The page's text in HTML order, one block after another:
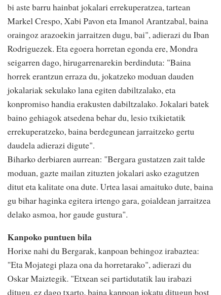
bi aste barru hainbat jokalari errekuperatzea, tartean
Markel Crespo, Xabi Pavon eta Imanol Arantzabal, baina
oraingoz arazoekin jarraitzen dugu, bai", adierazi du Iban
Rodriguezek. Eta egoera horretan egonda ere, Mondra
seigarren dago, hirugarrenarekin berdinduta: "Baina
horrek erantzun erraza du, jokatzeko moduan dauden
jokalariak sekulako lana egiten dabiltzalako, eta
konpromiso handia erakusten dabiltzalako. Jokalari batek
baino gehiagok atsedena behar du, lesio txikietatik
errekuperatzeko, baina berdegunean jarraitzeko gertu
daudela adierazi digute".
Biharko derbiaren aurrean: "Bergara gustatzen zait talde
moduan, gazte mailan zituzten jokalari asko ezagutzen
ditut eta kalitate ona dute. Urtea lasai amaituko dute, baina
gu bihar haginka egitera irtengo gara, goialdean jarraitzea
delako asmoa, hor gaude gustura".
Kanpoko puntuen bila
Horixe nahi du Bergarak, kanpoan behingoz irabaztea:
"Eta Mojategi plaza ona da horretarako", adierazi du
Oskar Maiztegik. "Etxean sei partidutatik lau irabazi
ditugu, ez dago txarto, baina kanpoan jokatu ditugun bost